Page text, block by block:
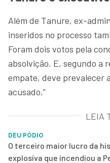
Além de Tanure, ex-
inseridos no processo
Foram dois votos pela
absolvição. E, segundo a
empate, deve prevalecer
acusado.”
LEIA
DEU PÓDIO
O terceiro maior lucro da
explosiva que incendiou a